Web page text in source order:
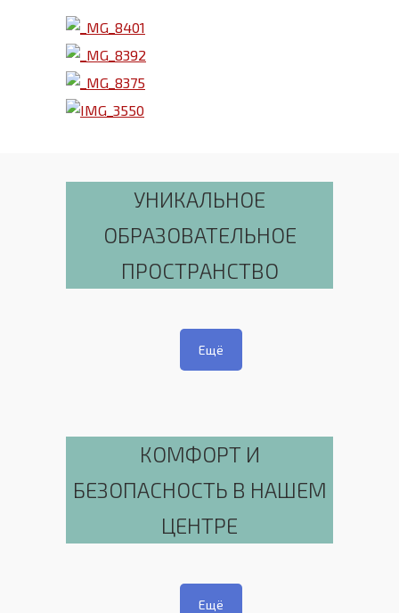
УНИКАЛЬНОЕ
ОБРАЗОВАТЕЛЬНОЕ
ПРОСТРАНСТВО
Ещё
КОМФОРТ И
БЕЗОПАСНОСТЬ В НАШЕМ
ЦЕНТРЕ
Ещё